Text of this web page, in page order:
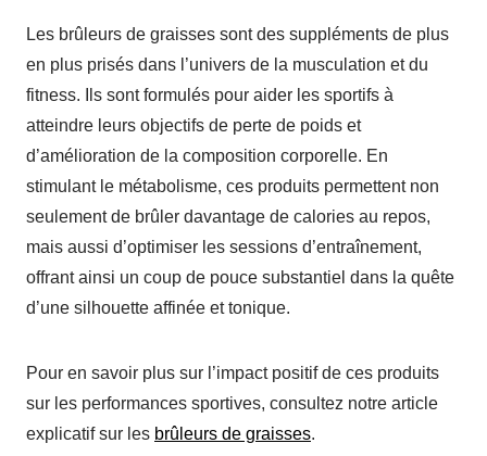
Les brûleurs de graisses sont des suppléments de plus
en plus prisés dans l’univers de la musculation et du
fitness. Ils sont formulés pour aider les sportifs à
atteindre leurs objectifs de perte de poids et
d’amélioration de la composition corporelle. En
stimulant le métabolisme, ces produits permettent non
seulement de brûler davantage de calories au repos,
mais aussi d’optimiser les sessions d’entraînement,
offrant ainsi un coup de pouce substantiel dans la quête
d’une silhouette affinée et tonique.
Pour en savoir plus sur l’impact positif de ces produits
sur les performances sportives, consultez notre article
explicatif sur les brûleurs de graisses.